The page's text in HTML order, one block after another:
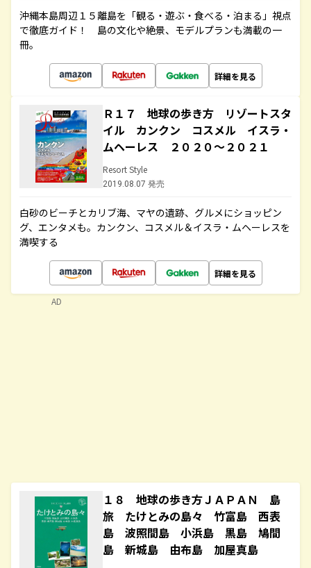
沖縄本島周辺１５離島を「観る・遊ぶ・食べる・泊まる」視点
で徹底ガイド！ 島の文化や絶景、モデルプランも満載の一
冊。
詳細を見る
Ｒ１７ 地球の歩き方 リゾートスタ
イル カンクン コスメル イスラ・
ムヘーレス ２０２０～２０２１
Resort Style
2019.08.07 発売
白砂のビーチとカリブ海、マヤの遺跡、グルメにショッピン
グ、エンタメも。カンクン、コスメル＆イスラ・ムヘーレスを
満喫する
詳細を見る
１８ 地球の歩き方ＪＡＰＡＮ 島
旅 たけとみの島々 竹富島 西表
島 波照間島 小浜島 黒島 鳩間
島 新城島 由布島 加屋真島
AD